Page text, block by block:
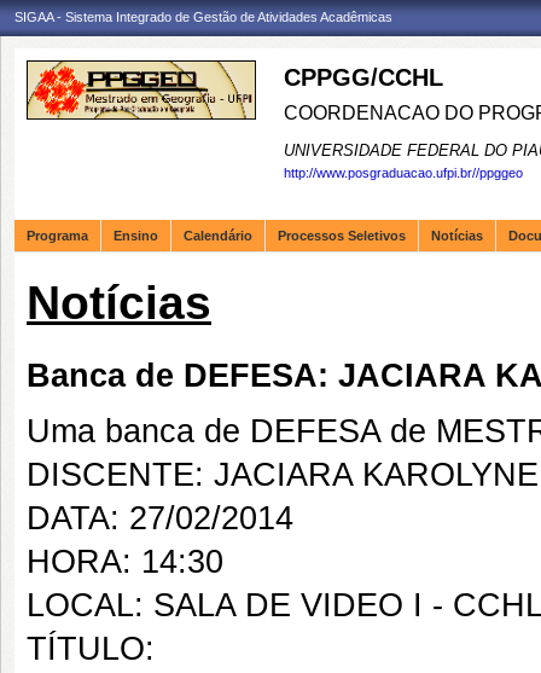
SIGAA - Sistema Integrado de Gestão de Atividades Acadêmicas
CPPGG/CCHL
COORDENACAO DO
UNIVERSIDADE FEDERAL DO
http://www.posgraduacao.ufpi.br//ppggeo
Programa Ensino Calendário Processos Seletivos Notícias
Notícias
Banca de DEFESA: JACIARA
Uma banca de DEFESA de
DISCENTE: JACIARA
DATA: 27/02/2014
HORA: 14:30
LOCAL: SALA DE VIDEO I -
TÍTULO: